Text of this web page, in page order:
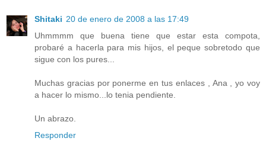
Shitaki 20 de enero de 2008 a las 17:49
Uhmmmm que buena tiene que estar esta compota,
probaré a hacerla para mis hijos, el peque sobretodo que
sigue con los pures...
Muchas gracias por ponerme en tus enlaces , Ana , yo voy
a hacer lo mismo...lo tenia pendiente.
Un abrazo.
Responder